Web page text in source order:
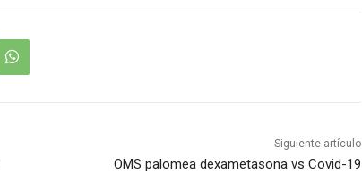
Siguiente artículo
OMS palomea dexametasona vs Covid-19